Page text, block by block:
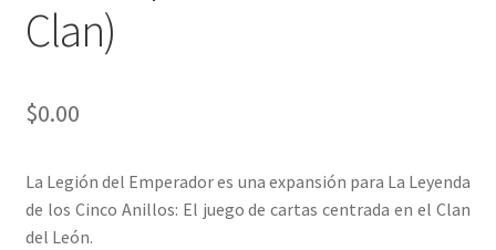
Clan)
$0.00
La Legión del Emperador es una expansión para La Leyenda
de los Cinco Anillos: El juego de cartas centrada en el Clan
del León.